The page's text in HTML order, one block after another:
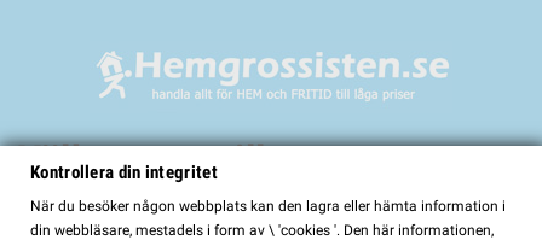
Välkommen till
HemGrossisten.se
Kontrollera din integritet
När du besöker någon webbplats kan den lagra eller hämta information i
din webbläsare, mestadels i form av \ 'cookies '. Den här informationen,